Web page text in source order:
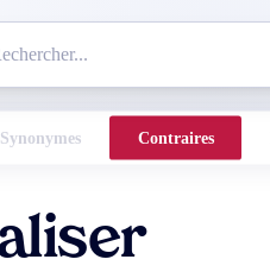
Synonymes Contraires